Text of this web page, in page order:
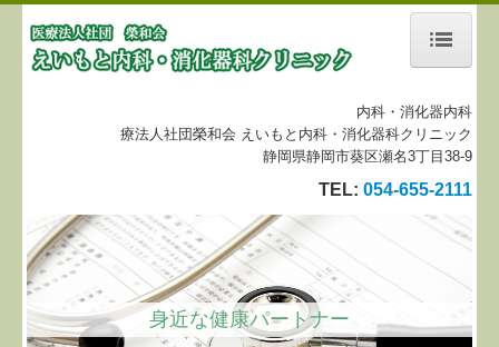
診療案内
施設、設備など
施設基準について
内科・消化器内科
療法人社団榮和会 えいもと内科・消化器科クリニック
静岡県静岡市葵区瀬名3丁目38-9
TEL: 054-655-2111
身近な健康パートナー